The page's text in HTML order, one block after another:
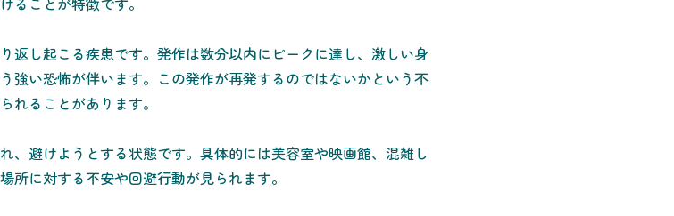
返し起こる疾患です。発作は数分以内にピークに達し、激しい身
強い恐怖が伴います。この発作が再発するのではないかという不
れることがあります。
、避けようとする状態です。具体的には美容室や映画館、混雑し
所に対する不安や回避行動が見られます。